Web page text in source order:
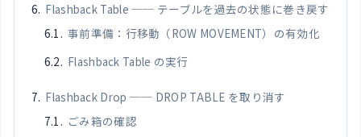
Flashback Table ── テーブルを過去の状態に巻き戻す
事前準備：行移動（ROW MOVEMENT）の有効化
Flashback Table の実行
Flashback Drop ── DROP TABLE を取り消す
ごみ箱の確認